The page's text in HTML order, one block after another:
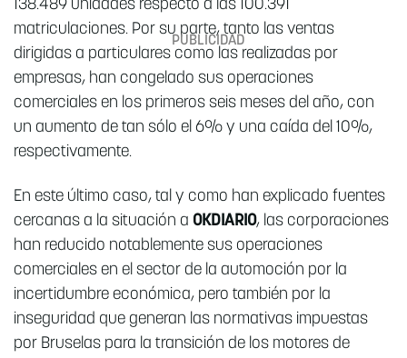
138.489 unidades respecto a las 100.391
matriculaciones. Por su parte, tanto las ventas
dirigidas a particulares como las realizadas por
empresas, han congelado sus operaciones
comerciales en los primeros seis meses del año, con
un aumento de tan sólo el 6% y una caída del 10%,
respectivamente.
En este último caso, tal y como han explicado fuentes
cercanas a la situación a OKDIARIO, las corporaciones
han reducido notablemente sus operaciones
comerciales en el sector de la automoción por la
incertidumbre económica, pero también por la
inseguridad que generan las normativas impuestas
por Bruselas para la transición de los motores de